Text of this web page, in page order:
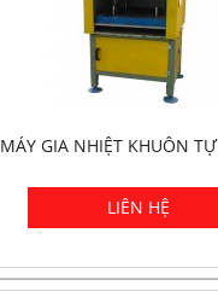
MÁY GIA NHIỆT KHUÔN